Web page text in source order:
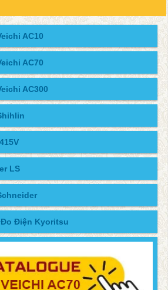
AC10
AC70
AC300
LS
Điện Kyoritsu